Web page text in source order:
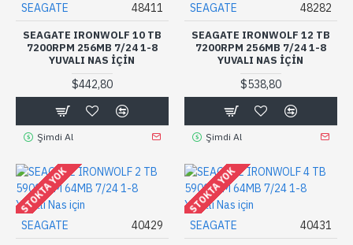
SEAGATE 48411
SEAGATE IRONWOLF 10 TB
7200RPM 256MB 7/24 1-8
YUVALI NAS IÇIN
$442,80
Şimdi Al
SEAGATE 48282
SEAGATE IRONWOLF 12 TB
7200RPM 256MB 7/24 1-8
YUVALI NAS IÇIN
$538,80
Şimdi Al
STOKTA YOK
SEAGATE 40429
STOKTA YOK
SEAGATE 40431